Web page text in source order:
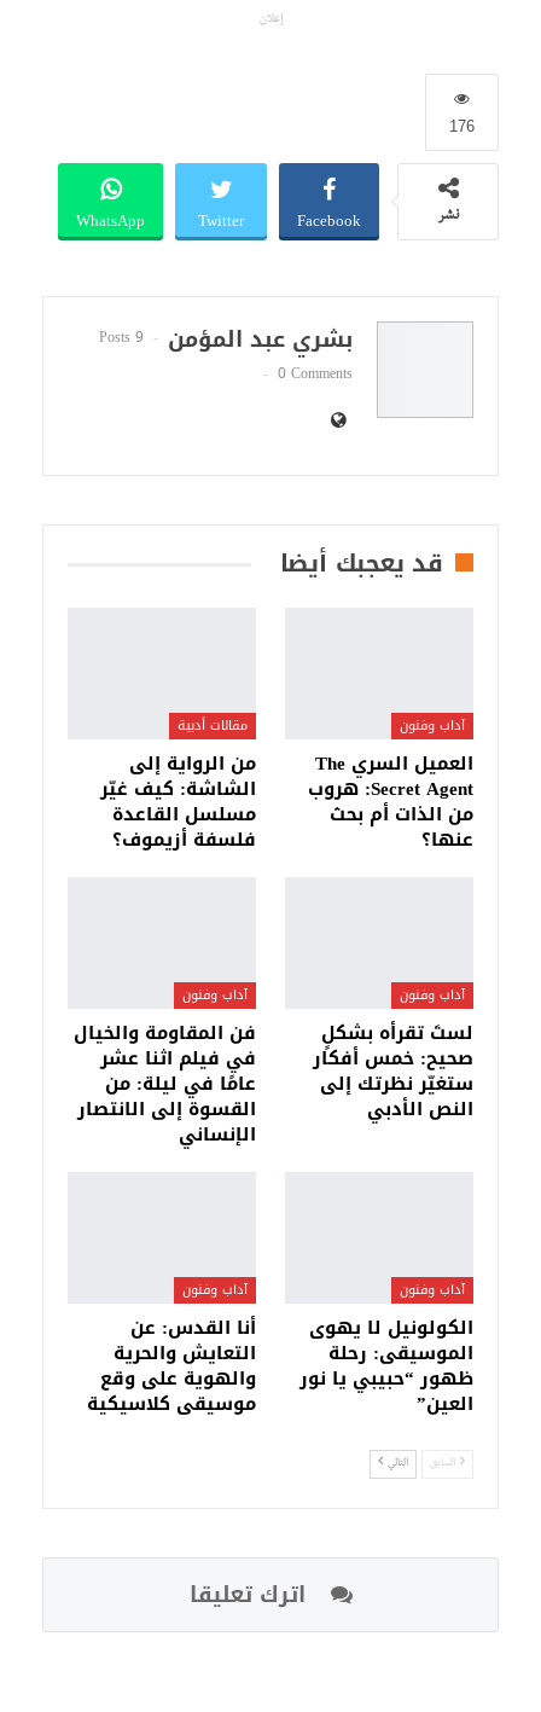
إعلان
176
نشر Facebook
Twitter
WhatsApp
بشري عبد المؤمن
9 Posts
0 Comments
قد يعجبك أيضا
آداب وفنون
العميل السري The
Secret Agent: هروب
من الذات أم بحث
عنها؟
مقالات أدبية
من الرواية إلى
الشاشة: كيف غيّر
مسلسل القاعدة
فلسفة أزيموف؟
آداب وفنون
لستَ تقرأه بشكلٍ
صحيح: خمس أفكار
ستغيّر نظرتك إلى
النص الأدبي
آداب وفنون
فن المقاومة والخيال
في فيلم اثنا عشر
عامًا في ليلة: من
القسوة إلى الانتصار
الإنساني
آداب وفنون
الكولونيل لا يهوى
الموسيقى: رحلة
ظهور “حبيبي يا نور
العين”
آداب وفنون
أنا القدس: عن
التعايش والحرية
والهوية على وقع
موسيقى كلاسيكية
السابق التالي
اترك تعليقا